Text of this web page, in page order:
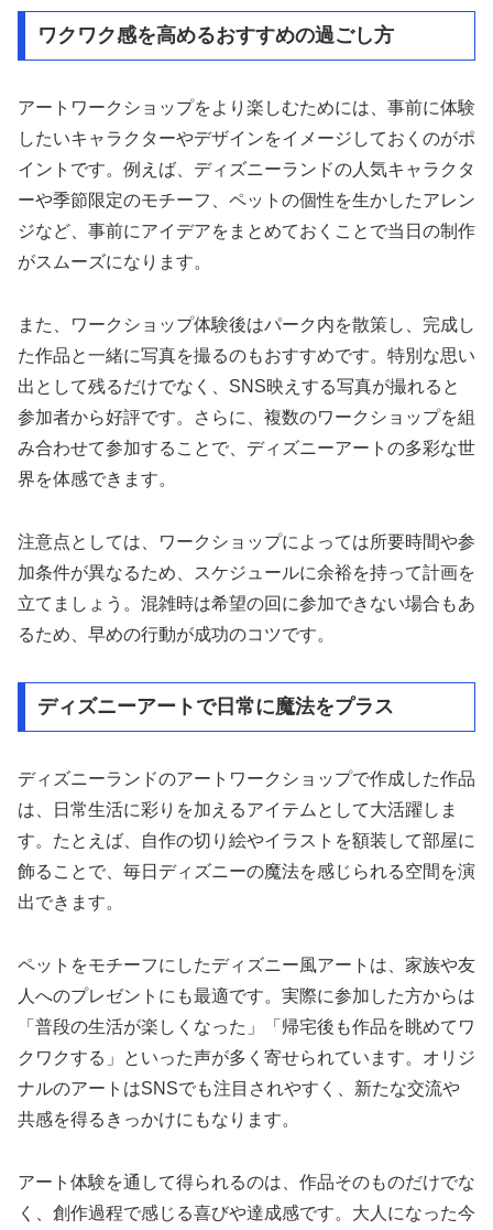
ワクワク感を高めるおすすめの過ごし方
アートワークショップをより楽しむためには、事前に体験
したいキャラクターやデザインをイメージしておくのがポ
イントです。例えば、ディズニーランドの人気キャラクタ
ーや季節限定のモチーフ、ペットの個性を生かしたアレン
ジなど、事前にアイデアをまとめておくことで当日の制作
がスムーズになります。
また、ワークショップ体験後はパーク内を散策し、完成し
た作品と一緒に写真を撮るのもおすすめです。特別な思い
出として残るだけでなく、SNS映えする写真が撮れると
参加者から好評です。さらに、複数のワークショップを組
み合わせて参加することで、ディズニーアートの多彩な世
界を体感できます。
注意点としては、ワークショップによっては所要時間や参
加条件が異なるため、スケジュールに余裕を持って計画を
立てましょう。混雑時は希望の回に参加できない場合もあ
るため、早めの行動が成功のコツです。
ディズニーアートで日常に魔法をプラス
ディズニーランドのアートワークショップで作成した作品
は、日常生活に彩りを加えるアイテムとして大活躍しま
す。たとえば、自作の切り絵やイラストを額装して部屋に
飾ることで、毎日ディズニーの魔法を感じられる空間を演
出できます。
ペットをモチーフにしたディズニー風アートは、家族や友
人へのプレゼントにも最適です。実際に参加した方からは
「普段の生活が楽しくなった」「帰宅後も作品を眺めてワ
クワクする」といった声が多く寄せられています。オリジ
ナルのアートはSNSでも注目されやすく、新たな交流や
共感を得るきっかけにもなります。
アート体験を通して得られるのは、作品そのものだけでな
く、創作過程で感じる喜びや達成感です。大人になった今